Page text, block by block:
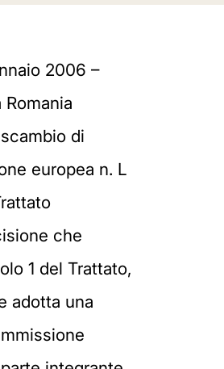
2006 –
di
europea n. L
che
1 del Trattato,
adotta una